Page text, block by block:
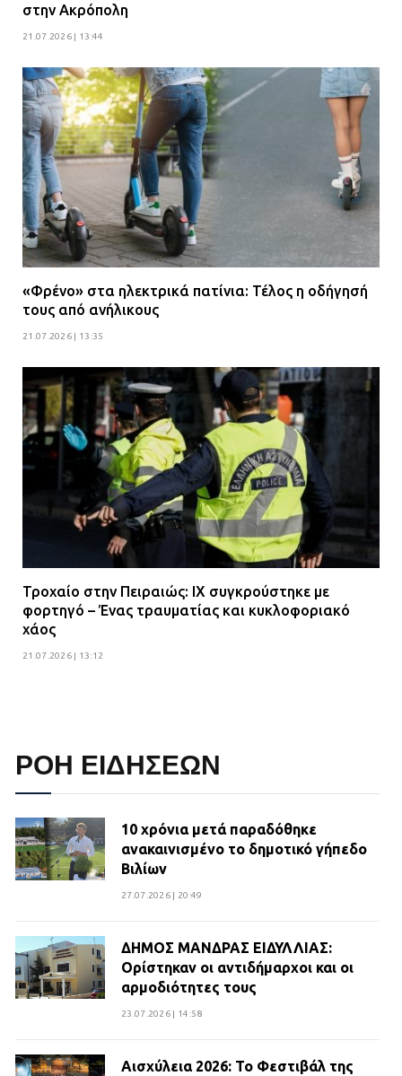
στην Ακρόπολη
21.07.2026 | 13:44
«Φρένο» στα ηλεκτρικά πατίνια: Τέλος η οδήγησή
τους από ανήλικους
21.07.2026 | 13:35
Τροχαίο στην Πειραιώς: ΙΧ συγκρούστηκε με
φορτηγό – Ένας τραυματίας και κυκλοφοριακό
χάος
21.07.2026 | 13:12
ΡΟΗ ΕΙΔΗΣΕΩΝ
10 χρόνια μετά παραδόθηκε
ανακαινισμένο το δημοτικό γήπεδο
Βιλίων
27.07.2026 | 20:49
ΔΗΜΟΣ ΜΑΝΔΡΑΣ ΕΙΔΥΛΛΙΑΣ:
Ορίστηκαν οι αντιδήμαρχοι και οι
αρμοδιότητες τους
23.07.2026 | 14:58
Αισχύλεια 2026: Το Φεστιβάλ της